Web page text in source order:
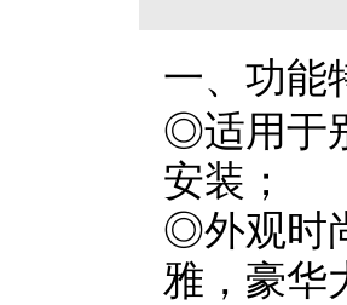
一、功能
◎适用于
安装；
◎外观时
雅，豪华